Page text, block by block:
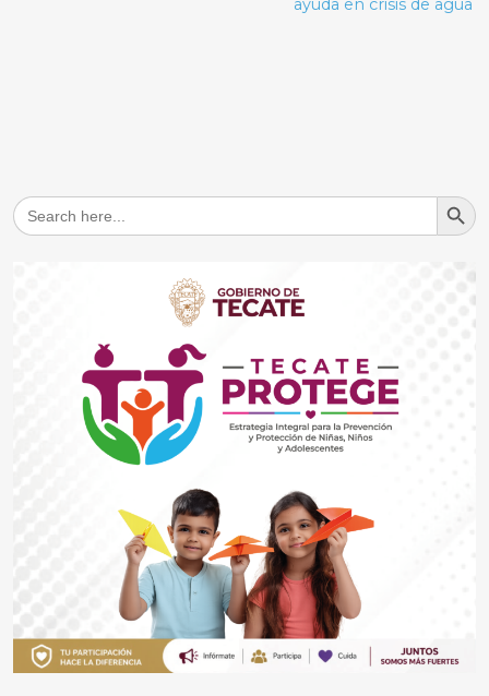
ayuda en crisis de agua
Search
for:
Search